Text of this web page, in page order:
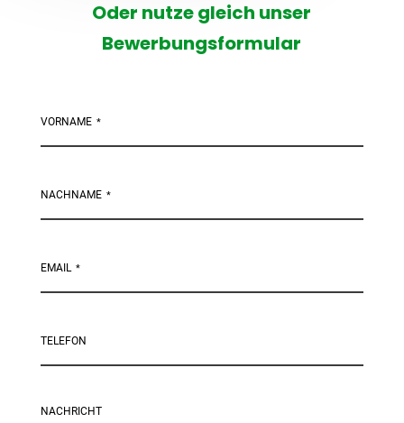
Oder nutze gleich unser
Bewerbungsformular
VORNAME *
NACHNAME *
EMAIL *
TELEFON
NACHRICHT